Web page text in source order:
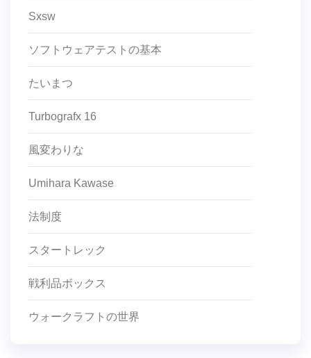
Sxsw
ソフトウェアテストの基本
たいまつ
Turbografx 16
風変わりな
Umihara Kawase
法制度
スタートレック
戦利品ボックス
ウォークラフトの世界